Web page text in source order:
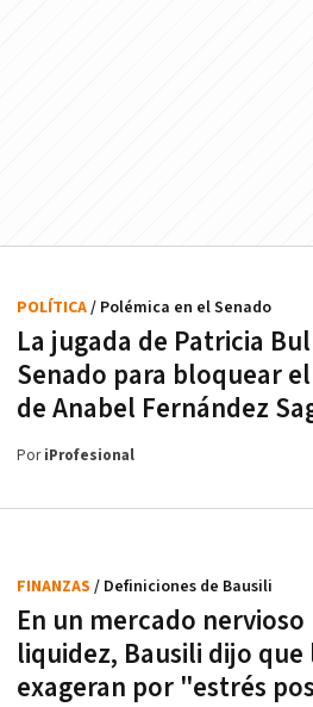
La jugada de Patricia
Senado para bloquear
de Anabel Fernández
POLÍTICA/ Polémica en el Senado
PoriProfesional
En un mercado
liquidez, Bausili dijo que
exageran por "estrés
FINANZAS / Definiciones de Bausili